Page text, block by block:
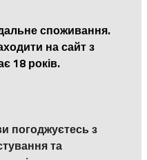
споживання.
на сайт з
18 років.
погоджуєтесь з
та